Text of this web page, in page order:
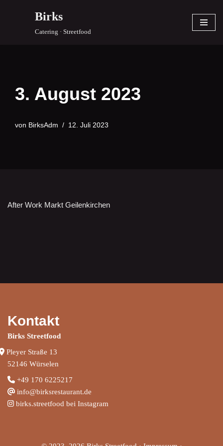
Birks
Catering · Streetfood
3. August 2023
von BirksAdm 12. Juli 2023
After Work Markt Geilenkirchen
Kontakt
Birks Streetfood
Pleyer Straße 13
52146 Würselen
+49 170 6225217
info@birksrestaurant.de
birks.streetfood bei Instagram